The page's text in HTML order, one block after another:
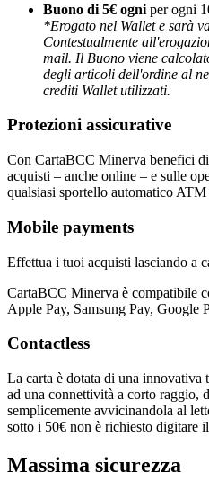
Buono di 5€ ogni per ogni
*Erogato nel Wallet e sarà
Contestualmente
mail. Il Buono viene
degli articoli dell'ordine al
crediti Wallet utilizzati.
Protezioni assicurative
Con CartaBCC Minerva benefici
acquisti – anche online – e sulle
qualsiasi sportello automatico
Mobile payments
Effettua i tuoi acquisti lasciando a
CartaBCC Minerva è compatibile
Apple Pay, Samsung Pay, Google
Contactless
La carta è dotata di una innovativa
ad una connettività a corto raggio,
semplicemente avvicinandola al
sotto i 50€ non è richiesto digitare
Massima sicurezza